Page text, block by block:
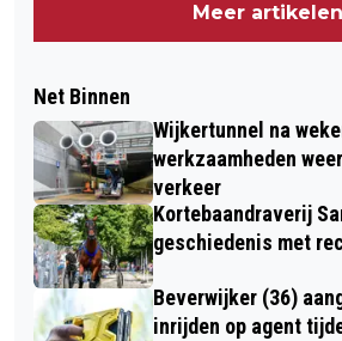
Meer artikelen
Net Binnen
Wijkertunnel na
werkzaamheden
verkeer
Kortebaandraverij
geschiedenis met
Beverwijker (36)
inrijden op agent